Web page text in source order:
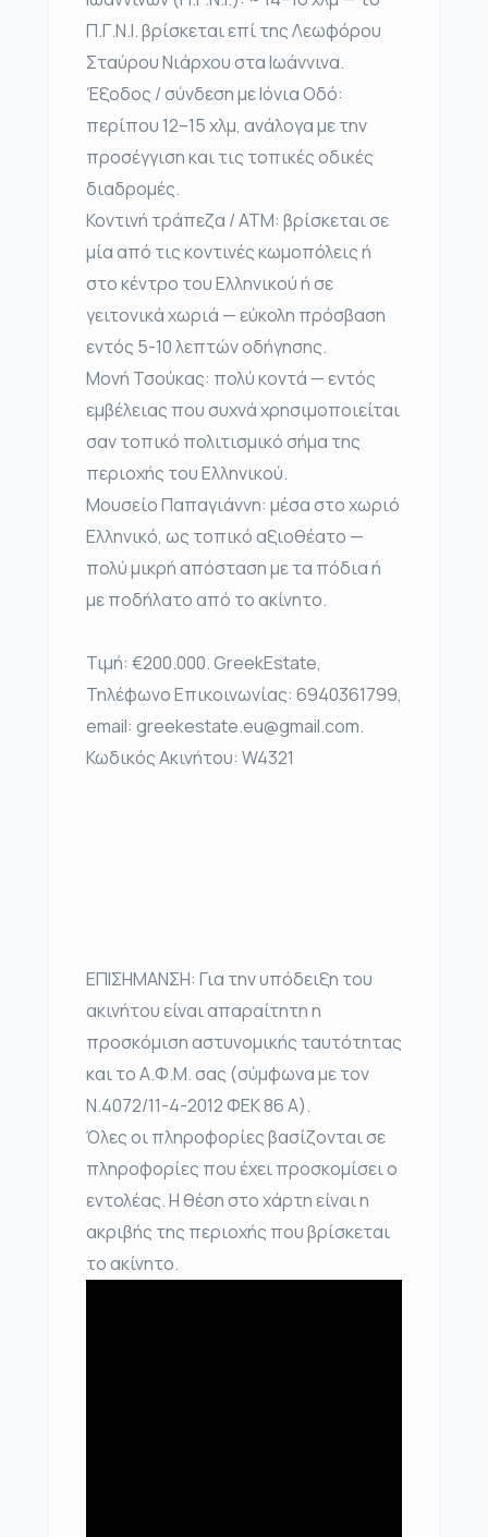
Π.Γ.Ν.Ι. βρίσκεται επί της Λεωφόρου
Σταύρου Νιάρχου στα Ιωάννινα.
Έξοδος / σύνδεση με Ιόνια Οδό:
περίπου 12–15 χλμ, ανάλογα με την
προσέγγιση και τις τοπικές οδικές
διαδρομές.
Κοντινή τράπεζα / ΑΤΜ: βρίσκεται σε
μία από τις κοντινές κωμοπόλεις ή
στο κέντρο του Ελληνικού ή σε
γειτονικά χωριά — εύκολη πρόσβαση
εντός 5-10 λεπτών οδήγησης.
Μονή Τσούκας: πολύ κοντά — εντός
εμβέλειας που συχνά χρησιμοποιείται
σαν τοπικό πολιτισμικό σήμα της
περιοχής του Ελληνικού.
Μουσείο Παπαγιάννη: μέσα στο χωριό
Ελληνικό, ως τοπικό αξιοθέατο —
πολύ μικρή απόσταση με τα πόδια ή
με ποδήλατο από το ακίνητο.
Τιμή: €200.000. GreekEstate,
Τηλέφωνο Επικοινωνίας: 6940361799,
email: greekestate.eu@gmail.com.
Κωδικός Ακινήτου: W4321
ΕΠΙΣΗΜΑΝΣΗ: Για την υπόδειξη του
ακινήτου είναι απαραίτητη η
προσκόμιση αστυνομικής ταυτότητας
και το Α.Φ.Μ. σας (σύμφωνα με τον
Ν.4072/11-4-2012 ΦΕΚ 86 Α).
Όλες οι πληροφορίες βασίζονται σε
πληροφορίες που έχει προσκομίσει ο
εντολέας. Η θέση στο χάρτη είναι η
ακριβής της περιοχής που βρίσκεται
το ακίνητο.